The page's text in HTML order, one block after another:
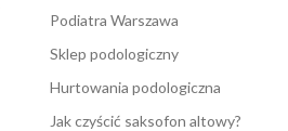
Podiatra Warszawa
Sklep podologiczny
Hurtowania podologiczna
Jak czyścić saksofon altowy?